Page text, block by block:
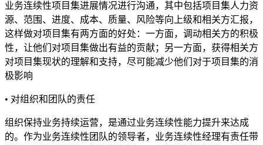
业务连续性项目集进展情况进行沟通，其中包括项目集人力资
源、范围、进度、成本、质量、风险等向上级和相关方汇报，
这样做对项目集有两方面的好处：一方面，调动相关方的积极
性，让他们对项目集做出有益的贡献；另一方面，获得相关方
对项目集现状的理解和支持，尽可能减少他们对于项目集的消
极影响
• 对组织和团队的责任
组织保持业务持续运营，是通过业务连续性能力提升来达成
的。作为业务连续性团队的领导者，业务连续性经理有责任带